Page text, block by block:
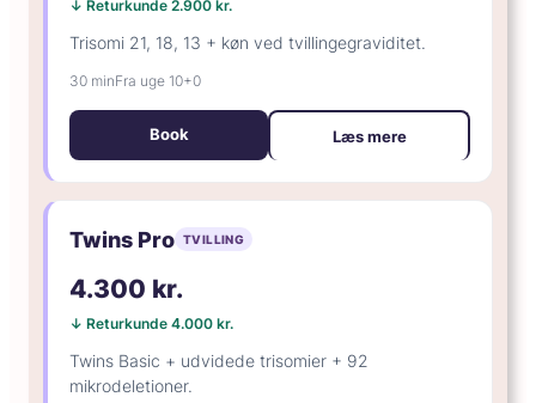
↓ Returkunde 2.900 kr.
Trisomi 21, 18, 13 + køn ved tvillingegraviditet.
30 minFra uge 10+0
Book Læs mere
Twins Pro TVILLING
4.300 kr.
↓ Returkunde 4.000 kr.
Twins Basic + udvidede trisomier + 92
mikrodeletioner.